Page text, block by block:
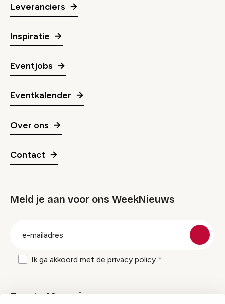
Leveranciers
Inspiratie
Eventjobs
Eventkalender
Over ons
Contact
Meld je aan voor ons WeekNieuws
Ik ga akkoord met de privacy policy
Events Magazine